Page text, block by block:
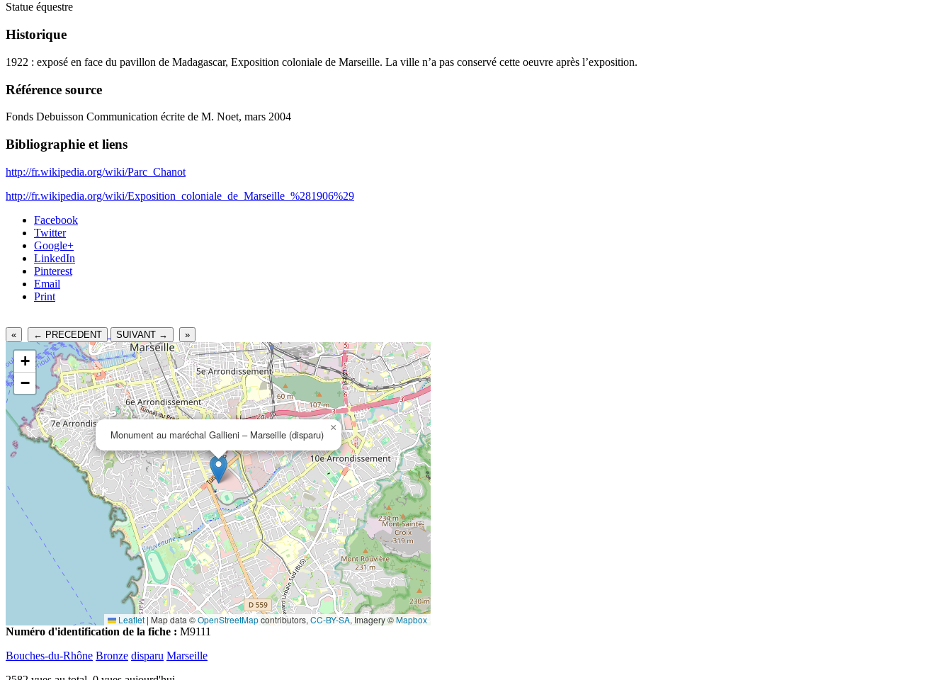
Statue équestre
Historique
1922 : exposé en face du pavillon de Madagascar, Exposition coloniale de Marseille. La ville n’a pas conservé cette oeuvre après l’exposition.
Référence source
Fonds Debuisson Communication écrite de M. Noet, mars 2004
Bibliographie et liens
http://fr.wikipedia.org/wiki/Parc_Chanot
http://fr.wikipedia.org/wiki/Exposition_coloniale_de_Marseille_%281906%29
Facebook
Twitter
Google+
LinkedIn
Pinterest
Email
Print
« ← PRECEDENT SUIVANT → »
Monument au maréchal Gallieni – Marseille (disparu)
×
+
−
Leaflet | Map data ©OpenStreetMapcontributors, CC-BY-SA, Imagery ©Mapbox
Numéro d'identification de la fiche : M9111
Bouches-du-Rhône Bronze disparu Marseille